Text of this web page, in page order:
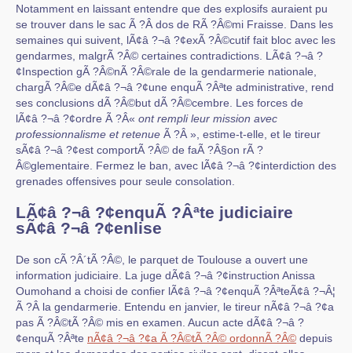
Notamment en laissant entendre que des explosifs auraient pu
se trouver dans le sac Ã ?Â dos de RÃ ?Â©mi Fraisse. Dans les
semaines qui suivent, lÃ¢â ?¬â ?¢exÃ ?Â©cutif fait bloc avec les
gendarmes, malgrÃ ?Â© certaines contradictions. LÃ¢â ?¬â ?
¢Inspection gÃ ?Â©nÃ ?Â©rale de la gendarmerie nationale,
chargÃ ?Â©e dÃ¢â ?¬â ?¢une enquÃ ?Âªte administrative, rend
ses conclusions dÃ ?Â©but dÃ ?Â©cembre. Les forces de
lÃ¢â ?¬â ?¢ordre Ã ?Â« ont rempli leur mission avec
professionnalisme et retenue Ã ?Â », estime-t-elle, et le tireur
sÃ¢â ?¬â ?¢est comportÃ ?Â© de faÃ ?Â§on rÃ ?
Â©glementaire. Fermez le ban, avec lÃ¢â ?¬â ?¢interdiction des
grenades offensives pour seule consolation.
LÃ¢â ?¬â ?¢enquÃ ?Âªte judiciaire
sÃ¢â ?¬â ?¢enlise
De son cÃ ?Â´tÃ ?Â©, le parquet de Toulouse a ouvert une
information judiciaire. La juge dÃ¢â ?¬â ?¢instruction Anissa
Oumohand a choisi de confier lÃ¢â ?¬â ?¢enquÃ ?ÂªteÃ¢â ?¬Â¦
Ã ?Â la gendarmerie. Entendu en janvier, le tireur nÃ¢â ?¬â ?¢a
pas Ã ?Â©tÃ ?Â© mis en examen. Aucun acte dÃ¢â ?¬â ?
¢enquÃ ?Âªte nÃ¢â ?¬â ?¢a Ã ?Â©tÃ ?Â© ordonnÃ ?Â© depuis